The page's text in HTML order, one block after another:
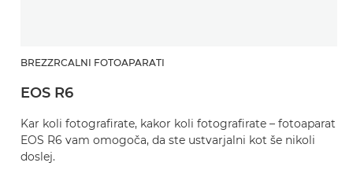
BREZZRCALNI FOTOAPARATI
EOS R6
Kar koli fotografirate, kakor koli fotografirate – fotoaparat
EOS R6 vam omogoča, da ste ustvarjalni kot še nikoli
doslej.